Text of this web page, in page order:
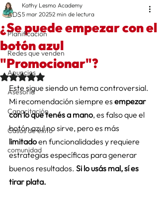
ADS
Planificación
Redes que venden
Anuncios
Asesoría
Capacitación
Casos de exito
comunidad
¿Se puede empezar con el
botón azul
"Promocionar"?
Kathy Lesmo Academy
5 mar 20252 min de lectura
Obtuvo NaN de 5 estrellas.
Este sigue siendo un tema controversial.
Mi recomendación siempre es empezar
con lo que tenés a mano, es falso que el
botón azul no sirve, pero es más
limitado en funcionalidades y requiere
estrategias específicas para generar
buenos resultados. Si lo usás mal, sí es
tirar plata.